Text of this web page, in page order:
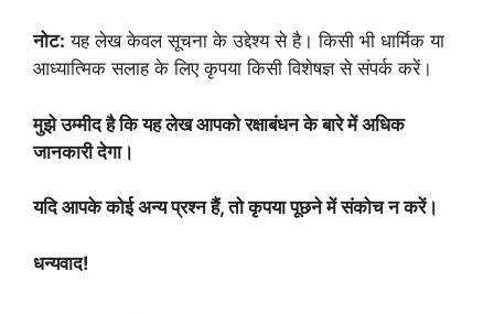
नोट: यह लेख केवल सूचना के उद्देश्य से है। किसी भी धार्मिक या
आध्यात्मिक सलाह के लिए कृपया किसी विशेषज्ञ से संपर्क करें।
मुझे उम्मीद है कि यह लेख आपको रक्षाबंधन के बारे में अधिक
जानकारी देगा।
यदि आपके कोई अन्य प्रश्न हैं, तो कृपया पूछने में संकोच न करें।
धन्यवाद!